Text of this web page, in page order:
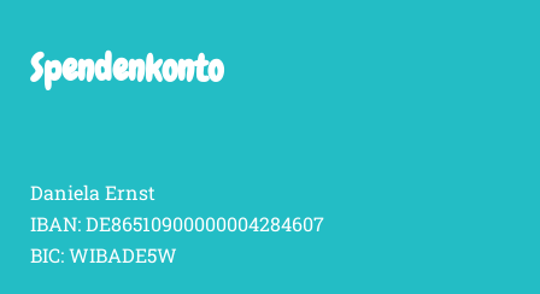
Spendenkonto
Daniela Ernst
IBAN: DE86510900000004284607
BIC: WIBADE5W